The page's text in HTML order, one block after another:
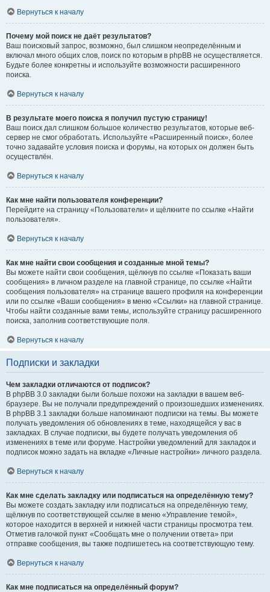
Вернуться к началу
Почему мой поиск не даёт результатов?
Ваш поисковый запрос, возможно, был слишком неопределённым и
включал много общих слов, поиск по которым в phpBB не осуществляется.
Будьте более конкретны и используйте возможности расширенного
поиска.
Вернуться к началу
В результате моего поиска я получил пустую страницу!
Ваш поиск дал слишком большое количество результатов, которые веб-
сервер не смог обработать. Используйте «Расширенный поиск», более
точно задавайте условия поиска и форумы, на которых он должен быть
осуществлён.
Вернуться к началу
Как мне найти пользователя конференции?
Перейдите на страницу «Пользователи» и щёлкните по ссылке «Найти
пользователя».
Вернуться к началу
Как мне найти свои сообщения и созданные мной темы?
Вы можете найти свои сообщения, щёлкнув по ссылке «Показать ваши
сообщения» в личном разделе на главной странице, по ссылке «Найти
сообщения пользователя» на странице вашего профиля на конференции
или по ссылке «Ваши сообщения» в меню «Ссылки» на главной странице.
Чтобы найти созданные вами темы, используйте страницу расширенного
поиска, заполнив соответствующие поля.
Вернуться к началу
Подписки и закладки
Чем закладки отличаются от подписок?
В phpBB 3.0 закладки были больше похожи на закладки в вашем веб-
браузере. Вы не получали предупреждений о произошедших изменениях.
В phpBB 3.1 закладки больше напоминают подписки на темы. Вы можете
получать уведомления об обновлениях в теме, находящейся у вас в
закладках. В случае подписки, вы будете получать уведомления об
изменениях в теме или форуме. Настройки уведомлений для закладок и
подписок можно задать на вкладке «Личные настройки» личного раздела.
Вернуться к началу
Как мне сделать закладку или подписаться на определённую тему?
Вы можете создать закладку или подписаться на определённую тему,
щёлкнув по соответствующей ссылке в меню «Управление темой»,
которое находится в верхней и нижней части страницы просмотра тем.
Отметив галочкой пункт «Сообщать мне о получении ответа» при
отправке сообщения, вы также подпишетесь на соответствующую тему.
Вернуться к началу
Как мне подписаться на определённый форум?